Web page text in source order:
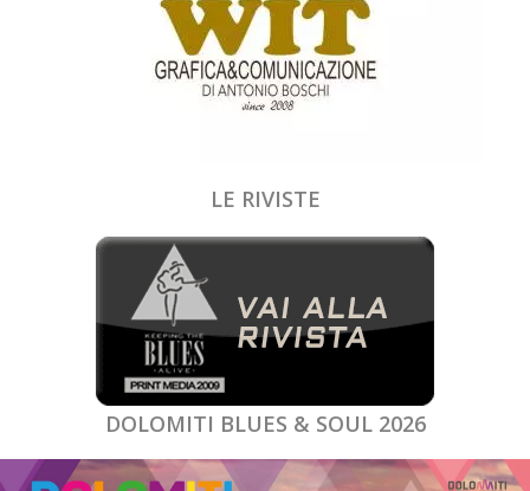
LE RIVISTE
DOLOMITI BLUES & SOUL 2026